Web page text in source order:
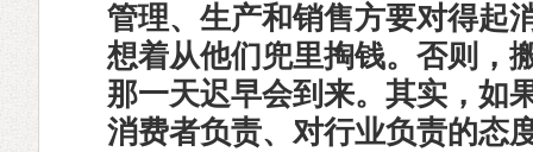
管理、生产和销售方要对得起
想着从他们兜里掏钱。否则，
那一天迟早会到来。其实，如
消费者负责、对行业负责的态